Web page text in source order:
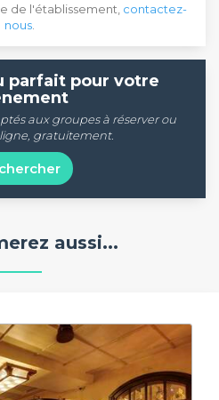
de l'établissement, contactez-
nous
parfait pour votre
aux groupes à réserver ou
gratuitement.
aussi...